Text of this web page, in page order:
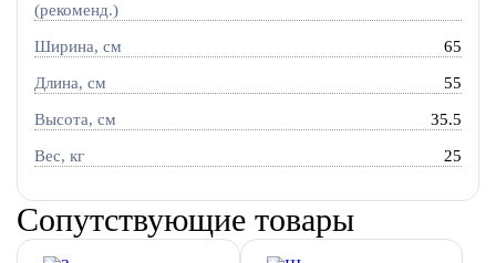
(рекоменд.)
Ширина, см 65
Длина, см 55
Высота, см 35.5
Вес, кг 25
Сопутствующие товары